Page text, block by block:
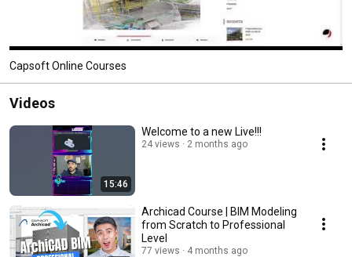
Capsoft Online Courses
Videos
15:46
Welcome to a new Live!!!
24 views 2 months ago
Archicad Course | BIM Modeling
from Scratch to Professional
Level
77 views 4 months ago